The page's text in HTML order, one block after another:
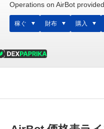
Operations on AirBot
稼ぐ 財布 購入